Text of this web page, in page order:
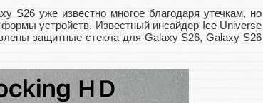
S26 уже известно многое благодаря утечкам, но
устройств. Известный инсайдер Ice Universe
защитные стекла для Galaxy S26, Galaxy S26